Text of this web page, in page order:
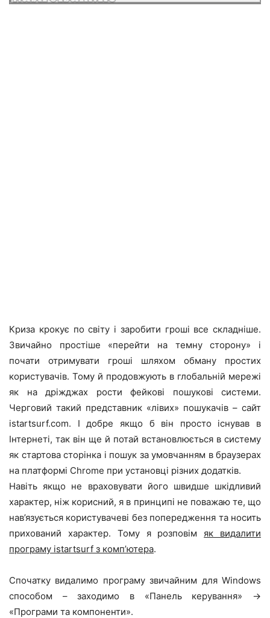
Криза крокує по світу і заробити гроші все складніше.
Звичайно простіше «перейти на темну сторону» і
почати отримувати гроші шляхом обману простих
користувачів. Тому й продовжують в глобальній мережі
як на дріжджах рости фейкові пошукові системи.
Черговий такий представник «лівих» пошукачів – сайт
istartsurf.com. І добре якщо б він просто існував в
Інтернеті, так він ще й потай встановлюється в систему
як стартова сторінка і пошук за умовчанням в браузерах
на платформі Chrome при установці різних додатків.
Навіть якщо не враховувати його швидше шкідливий
характер, ніж корисний, я в принципі не поважаю те, що
нав’язується користувачеві без попередження та носить
прихований характер. Тому я розповімяк видалити
програму istartsurf з комп’ютера.
Спочатку видалимо програму звичайним для Windows
способом – заходимо в «Панель керування» ->
«Програми та компоненти».